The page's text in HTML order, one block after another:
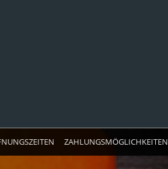
ZAHLUNGSMÖGLICHKEITEN